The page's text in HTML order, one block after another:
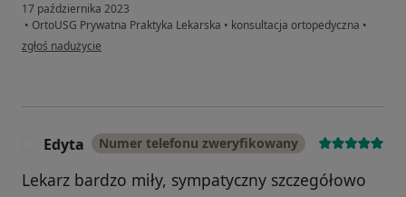
17 października 2023
• OrtoUSG Prywatna Praktyka Lekarska • konsultacja ortopedyczna •
w opinii użytkownika Monika S
zgłoś nadużycie
Edyta Numer telefonu zweryfikowany
Lekarz bardzo miły, sympatyczny szczegółowo